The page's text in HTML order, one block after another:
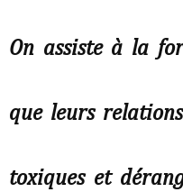
On assiste à la
que leurs
toxiques et